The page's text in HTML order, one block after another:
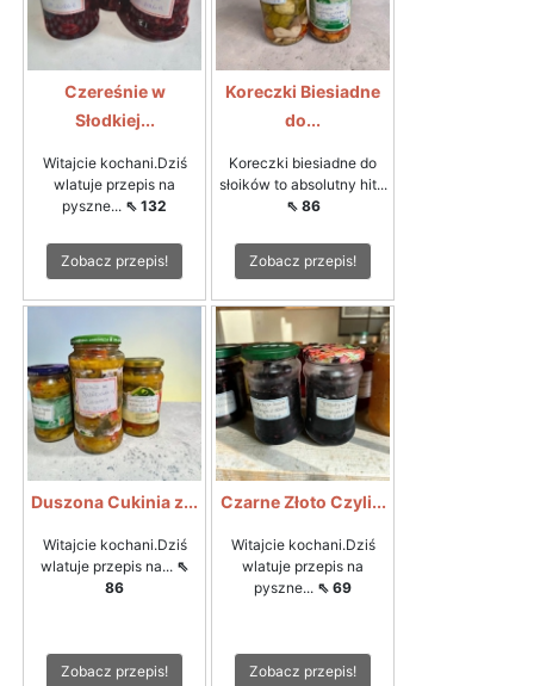
Czereśnie w
Słodkiej...
Witajcie kochani.Dziś
wlatuje przepis na
pyszne... ⇖ 132
Zobacz przepis!
Koreczki Biesiadne
do...
Koreczki biesiadne do
słoików to absolutny hit...
⇖ 86
Zobacz przepis!
Duszona Cukinia z...
Witajcie kochani.Dziś
wlatuje przepis na... ⇖
86
Zobacz przepis!
Czarne Złoto Czyli...
Witajcie kochani.Dziś
wlatuje przepis na
pyszne... ⇖ 69
Zobacz przepis!